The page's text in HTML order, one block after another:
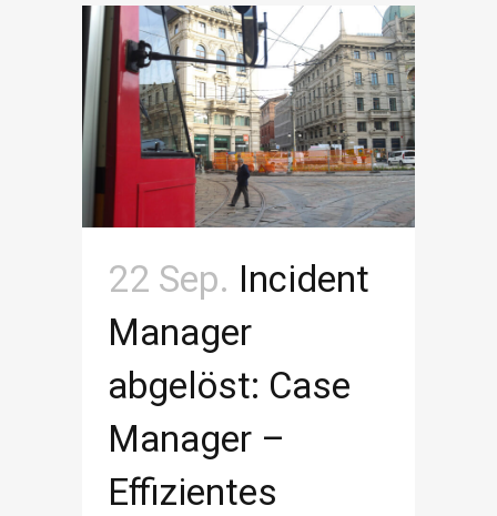
22 Sep. Incident
Manager
abgelöst: Case
Manager –
Effizientes